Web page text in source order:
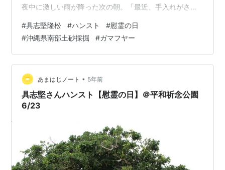
夜中に激しい雨が降った次の朝。「最近、手入れがされ
草を抜きにきたの」という方があらわれた。（1）沖縄県
庁前ガーデンの写真参照
#具志堅隆松 #ハンスト #慰霊の日
#沖縄県南部土砂採掘 #ガマフヤー
あまはじノート • 5年前
具志堅さんハンスト【慰霊の日】＠平和祈念公園
6/23